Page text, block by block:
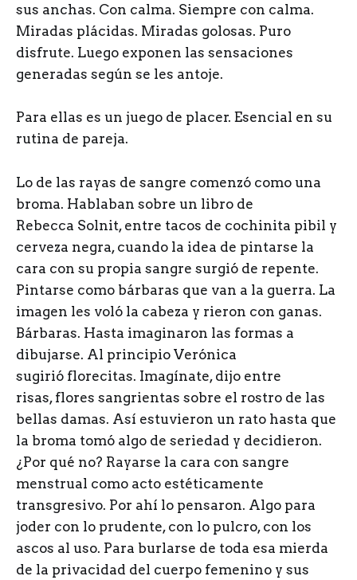
sus anchas. Con calma. Siempre con calma.
Miradas plácidas. Miradas golosas. Puro
disfrute. Luego exponen las sensaciones
generadas según se les antoje.
Para ellas es un juego de placer. Esencial en su
rutina de pareja.
Lo de las rayas de sangre comenzó como una
broma. Hablaban sobre un libro de
Rebecca Solnit, entre tacos de cochinita pibil y
cerveza negra, cuando la idea de pintarse la
cara con su propia sangre surgió de repente.
Pintarse como bárbaras que van a la guerra. La
imagen les voló la cabeza y rieron con ganas.
Bárbaras. Hasta imaginaron las formas a
dibujarse. Al principio Verónica
sugirió florecitas. Imagínate, dijo entre
risas, flores sangrientas sobre el rostro de las
bellas damas. Así estuvieron un rato hasta que
la broma tomó algo de seriedad y decidieron.
¿Por qué no? Rayarse la cara con sangre
menstrual como acto estéticamente
transgresivo. Por ahí lo pensaron. Algo para
joder con lo prudente, con lo pulcro, con los
ascos al uso. Para burlarse de toda esa mierda
de la privacidad del cuerpo femenino y sus